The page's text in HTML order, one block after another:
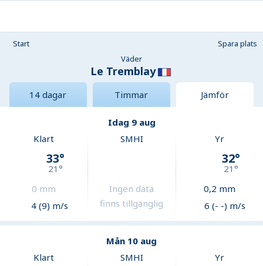
Start
Spara plats
Väder
Le Tremblay
14 dagar Timmar Jämför
Idag 9 aug
Klart
33°
21°
0 mm
4 (9) m/s
SMHI
Ingen data
finns tillgänglig
Yr
32°
21°
0,2 mm
6 (- -) m/s
Mån 10 aug
Klart
SMHI Yr